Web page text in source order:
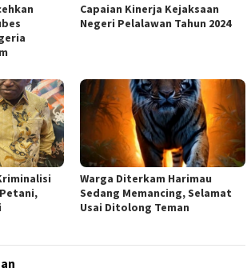
Capaian Kinerja Kejaksaan
Negeri Pelalawan Tahun 2024
Warga Diterkam Harimau
Sedang Memancing, Selamat
Usai Ditolong Teman